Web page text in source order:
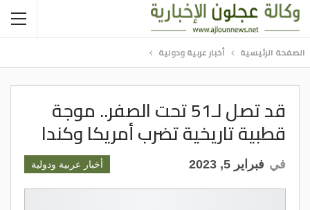
الصفحة الرئيسية أخبار عربية ودولية
قد تصل لـ51 تحت الصفر.. موجة
قطبية تاريخية تضرب أمريكا وكندا
أخبار عربية ودولية في فبراير 5, 2023